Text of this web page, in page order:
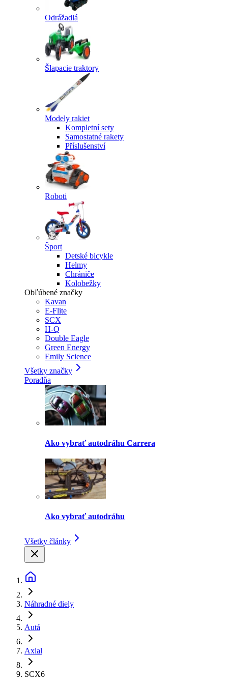
Odrážadlá
Šlapacie traktory
Modely rakiet
Kompletní sety
Samostatné rakety
Příslušenství
Roboti
Šport
Detské bicykle
Helmy
Chrániče
Kolobežky
Obľúbené značky
Kavan
E-Flite
SCX
H-Q
Double Eagle
Green Energy
Emily Science
Všetky značky
Poradňa
Ako vybrať autodráhu Carrera
Ako vybrať autodráhu
Všetky články
Náhradné diely
Autá
Axial
SCX6